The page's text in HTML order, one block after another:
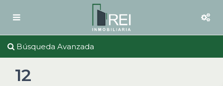
Búsqueda Avanzada
12